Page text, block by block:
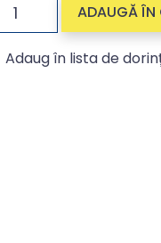
ADAUGĂ ÎN
Adaug în lista de